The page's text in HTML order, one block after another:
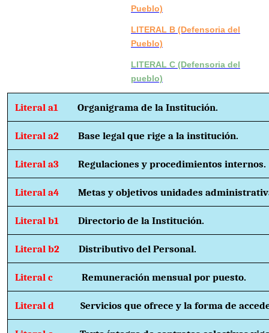
Pueblo)
LITERAL B (Defensoria del
Pueblo)
LITERAL C (Defensoria del
pueblo)
Literal a1Organigrama de la Institución.
Literal a2Base legal que rige a la institución.
Literal a3Regulaciones y procedimientos internos.
Literal a4Metas y objetivos unidades
Literal b1Directorio de la Institución.
Literal b2Distributivo del Personal.
Literal c Remuneración mensual por puesto.
Literal dServicios que ofrece y la forma de